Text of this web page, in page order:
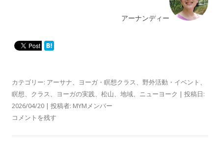
アーナンディー
カテゴリー: アーサナ、 ヨーガ・瞑想クラス、 野外活動・イベント 、
瞑想、 クラス、 ヨーガの実践、 松山、 地域、 ニューヨーク | 投稿日:
2026/04/20 | 投稿者: MYMメンバー
コメントを残す